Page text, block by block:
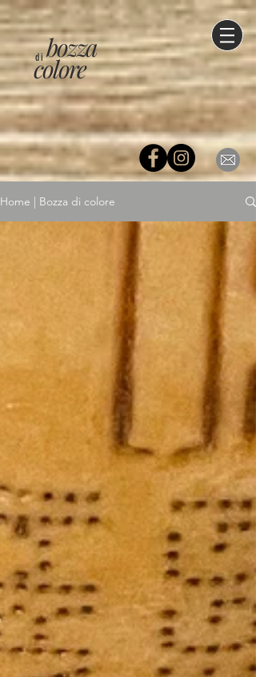
di
colore
bozza
Home | Bozza di colore